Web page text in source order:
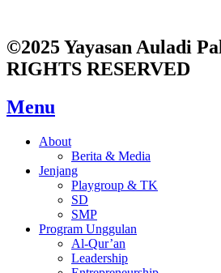
©2025 Yayasan Auladi
RIGHTS RESERVED
Menu
About
Berita & Media
Jenjang
Playgroup & TK
SD
SMP
Program Unggulan
Al-Qur’an
Leadership